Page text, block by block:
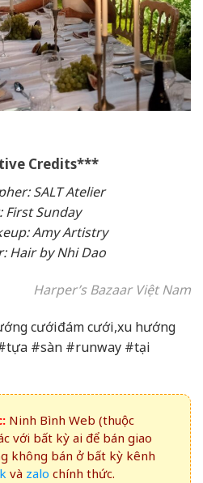
Credits***
SALT Atelier
First Sunday
Amy Artistry
Hair by Nhi Dao
Harper’s Bazaar Việt Nam
cướiđám cưới,xu hướng
#sàn #runway #tại
Ninh Bình Web (thuộc
với bất kỳ ai để bán giao
không bán ở bất kỳ kênh
và zalo chính thức.